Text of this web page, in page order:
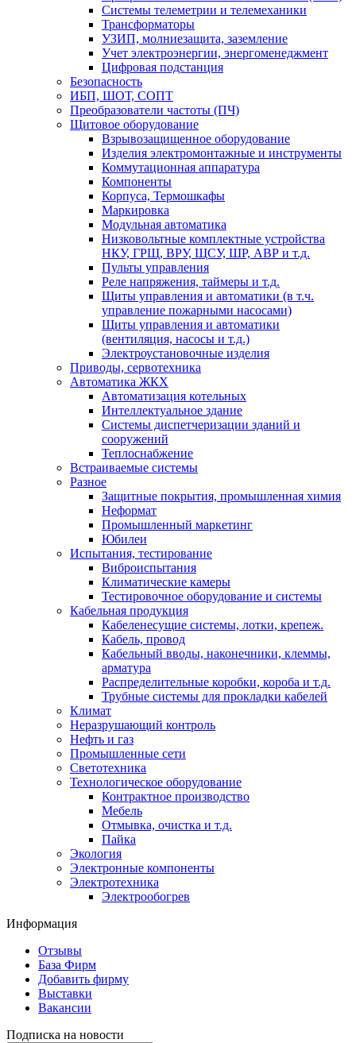
Системы телеметрии и телемеханики
Трансформаторы
УЗИП, молниезащита, заземление
Учет электроэнергии, энергоменеджмент
Цифровая подстанция
Безопасность
ИБП, ШОТ, СОПТ
Преобразователи частоты (ПЧ)
Щитовое оборудование
Взрывозащищенное оборудование
Изделия электромонтажные и инструменты
Коммутационная аппаратура
Компоненты
Корпуса, Термошкафы
Маркировка
Модульная автоматика
Низковольтные комплектные устройства
НКУ, ГРЩ, ВРУ, ЩСУ, ШР, АВР и т.д.
Пульты управления
Реле напряжения, таймеры и т.д.
Щиты управления и автоматики (в т.ч.
управление пожарными насосами)
Щиты управления и автоматики
(вентиляция, насосы и т.д.)
Электроустановочные изделия
Приводы, сервотехника
Автоматика ЖКХ
Автоматизация котельных
Интеллектуальное здание
Системы диспетчеризации зданий и
сооружений
Теплоснабжение
Встраиваемые системы
Разное
Защитные покрытия, промышленная химия
Неформат
Промышленный маркетинг
Юбилеи
Испытания, тестирование
Виброиспытания
Климатические камеры
Тестировочное оборудование и системы
Кабельная продукция
Кабеленесущие системы, лотки, крепеж.
Кабель, провод
Кабельный вводы, наконечники, клеммы,
арматура
Распределительные коробки, короба и т.д.
Трубные системы для прокладки кабелей
Климат
Неразрушающий контроль
Нефть и газ
Промышленные сети
Светотехника
Технологическое оборудование
Контрактное производство
Мебель
Отмывка, очистка и т.д.
Пайка
Экология
Электронные компоненты
Электротехника
Электрообогрев
Информация
Отзывы
База Фирм
Добавить фирму
Выставки
Вакансии
Подписка на новости